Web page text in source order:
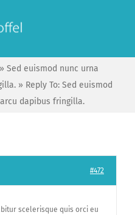
» Sed euismod nunc urna
» Reply To: Sed euismod
dapibus fringilla.
#472
scelerisque quis orci eu